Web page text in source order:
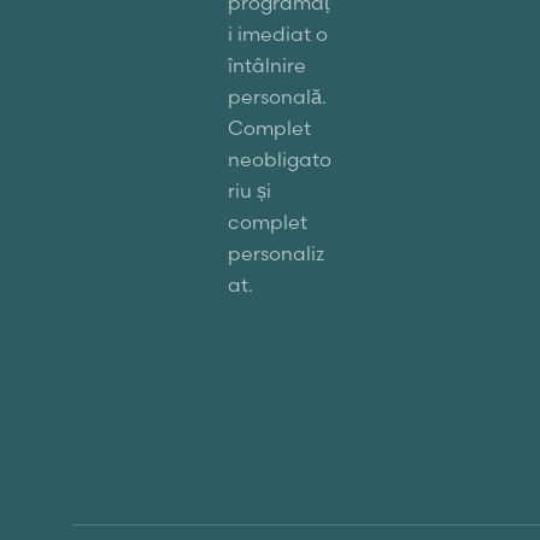
i imediat o
întâlnire
personală.
Complet
neobligato
riu și
complet
personaliz
at.